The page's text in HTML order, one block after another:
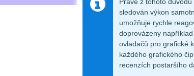
sledován výkon
umožňuje rychle
doprovázeny
ovladačů pro grafické
každého grafického
recenzích postaršího